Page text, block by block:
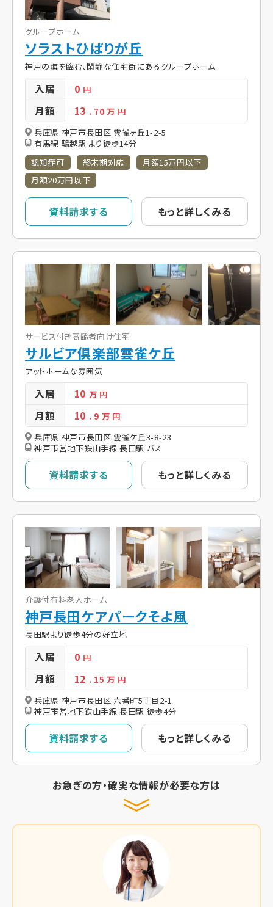
グループホーム
ソラストひばりが丘
神戸の海を臨む、閑静な住宅街にあるグループホーム
入居 0 円
月額 13 . 70万 円
兵庫県 神戸市長田区 雲雀ヶ丘1-2-5
有馬線 鵯越駅 より徒歩14分
認知症可
終末期対応
月額15万円以下
月額20万円以下
資料請求する もっと詳しくみる
サービス付き高齢者向け住宅
サルビア倶楽部雲雀ケ丘
アットホームな雰囲気
入居 10万 円
月額 10 . 9 万 円
兵庫県 神戸市長田区 雲雀ケ丘3-8-23
神戸市営地下鉄山手線 長田駅 バス
資料請求する もっと詳しくみる
介護付有料老人ホーム
神戸長田ケアパークそよ風
長田駅より徒歩4分の好立地
入居 0 円
月額 12 . 15万 円
兵庫県 神戸市長田区 六番町5丁目2-1
神戸市営地下鉄山手線 長田駅 徒歩4分
資料請求する もっと詳しくみる
お急ぎの方・確実な情報が必要な方は